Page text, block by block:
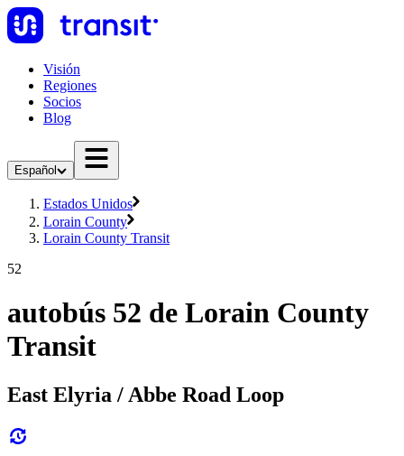
Visión
Regiones
Socios
Blog
Español
Estados Unidos
Lorain County
Lorain County Transit
52
autobús 52 de Lorain County
Transit
East Elyria / Abbe Road Loop